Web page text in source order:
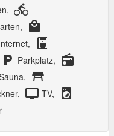
directions_bike
local_mall
coffee_maker
local_parking Parkplatz, radio
table_restaurant
tv TV, local_laundry_service